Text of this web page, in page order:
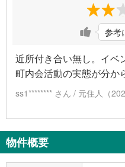
参考
近所付き合い無し。イベ
町内会活動の実態が分か
ss1******** さん / 元住人（
物件概要